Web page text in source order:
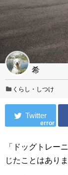
希
くらし・しつけ
error
「ドッグトレー
じたことはあり